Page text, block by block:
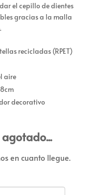
el cepillo de dientes
gracias a la malla
recicladas (RPET)
aire
decorativo
en cuanto llegue.